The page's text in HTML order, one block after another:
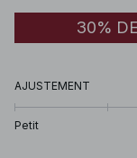
30%
AJUSTEMENT
Petit